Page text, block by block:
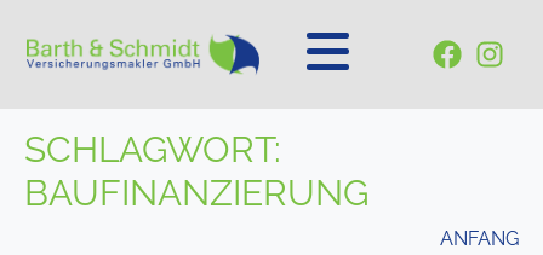
SCHLAGWORT:
BAUFINANZIERUNG
ANFANG